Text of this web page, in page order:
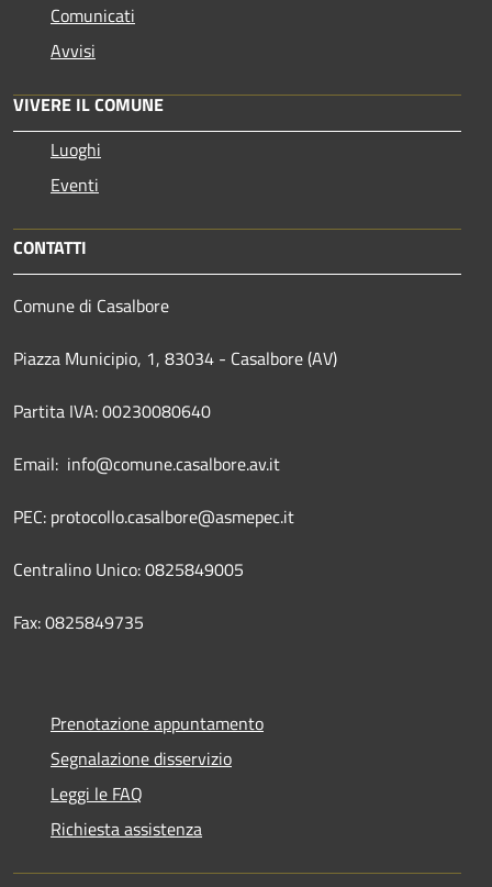
Comunicati
Avvisi
VIVERE IL COMUNE
Luoghi
Eventi
CONTATTI
Comune di Casalbore
Piazza Municipio, 1, 83034 - Casalbore (AV)
Partita IVA: 00230080640
Email: info@comune.casalbore.av.it
PEC: protocollo.casalbore@asmepec.it
Centralino Unico: 0825849005
Fax: 0825849735
Prenotazione appuntamento
Segnalazione disservizio
Leggi le FAQ
Richiesta assistenza